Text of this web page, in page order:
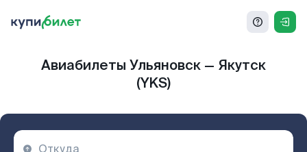
Авиабилеты Ульяновск — Якутск
(YKS)